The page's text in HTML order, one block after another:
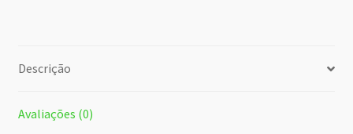
Descrição
Avaliações (0)